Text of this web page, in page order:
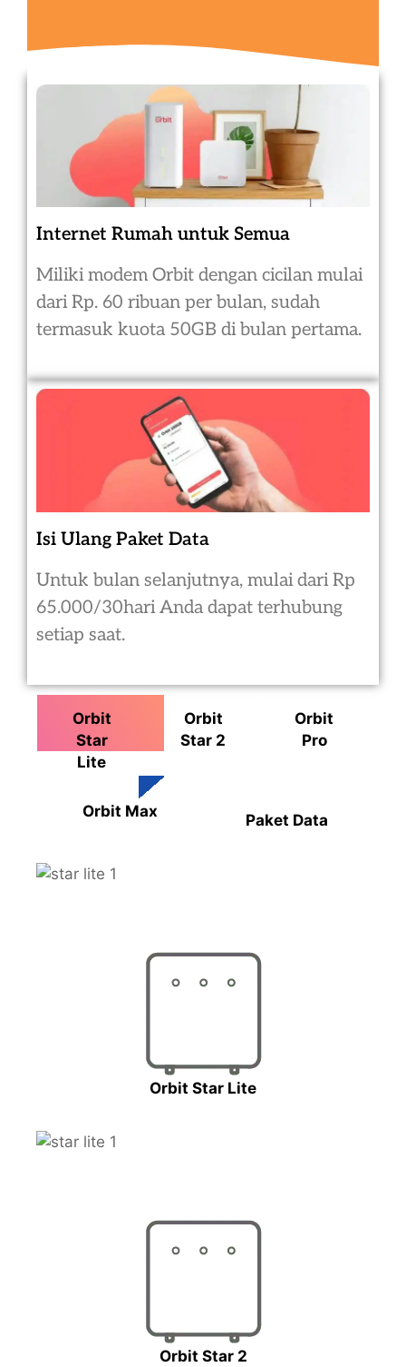
Internet Rumah untuk Semua
Miliki modem Orbit dengan cicilan mulai
dari Rp. 60 ribuan per bulan, sudah
termasuk kuota 50GB di bulan pertama.
Isi Ulang Paket Data
Untuk bulan selanjutnya, mulai dari Rp
65.000/30hari Anda dapat terhubung
setiap saat.
Orbit
Star
Lite
Orbit
Star 2
Orbit
Pro
Orbit Max Paket Data
Orbit Star Lite
Orbit Star 2